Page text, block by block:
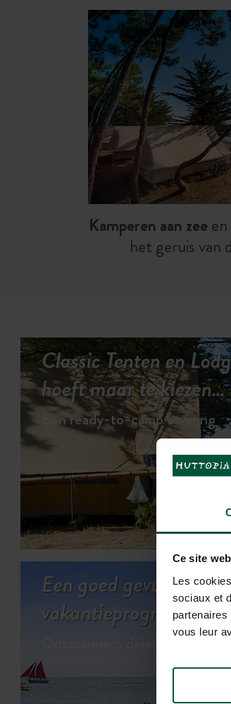
Ce site
Les
sociaux et
vous leur
Kamperen aan zee
het geruis van
Classic Tenten en
hoeft maar te kiezen…
Een ready-to-camp ervaring
Een goed gevuld
vakantieprogramma…
Ontspannen, delen & spelen…